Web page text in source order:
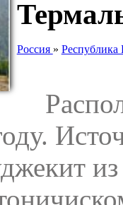
Россия » Республика